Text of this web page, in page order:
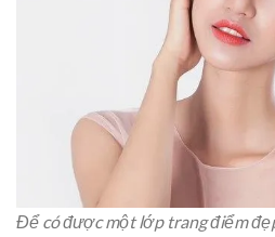
Để có được một lớp trang điểm